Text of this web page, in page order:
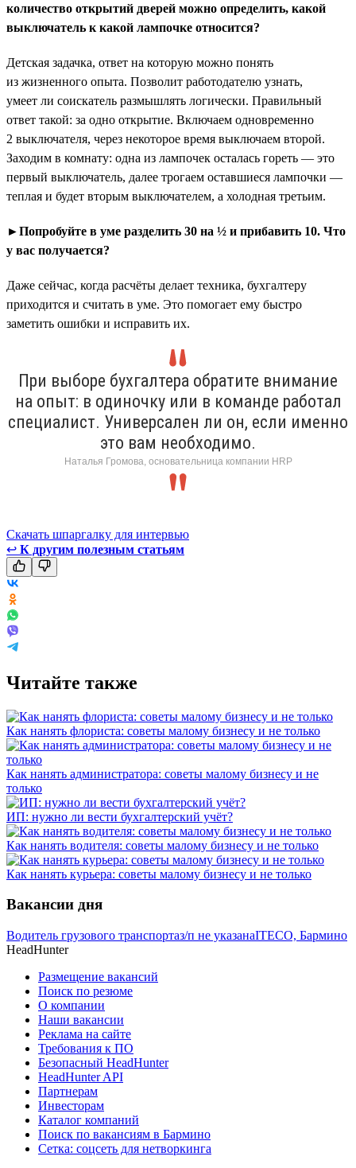
количество открытий дверей можно определить, какой
выключатель к какой лампочке относится?
Детская задачка, ответ на которую можно понять
из жизненного опыта. Позволит работодателю узнать,
умеет ли соискатель размышлять логически. Правильный
ответ такой: за одно открытие. Включаем одновременно
2 выключателя, через некоторое время выключаем второй.
Заходим в комнату: одна из лампочек осталась гореть — это
первый выключатель, далее трогаем оставшиеся лампочки —
теплая и будет вторым выключателем, а холодная третьим.
►Попробуйте в уме разделить 30 на ½ и прибавить 10. Что
у вас получается?
Даже сейчас, когда расчёты делает техника, бухгалтеру
приходится и считать в уме. Это помогает ему быстро
заметить ошибки и исправить их.
При выборе бухгалтера обратите внимание
на опыт: в одиночку или в команде работал
специалист. Универсален ли он, если именно
это вам необходимо.
Наталья Громова, основательница компании HRP
Скачать шпаргалку для интервью
↩ К другим полезным статьям
Читайте также
Как нанять флориста: советы малому бизнесу и не только
Как нанять администратора: советы малому бизнесу и не
только
ИП: нужно ли вести бухгалтерский учёт?
Как нанять водителя: советы малому бизнесу и не только
Как нанять курьера: советы малому бизнесу и не только
Вакансии дня
Водитель грузового транспортаз/п не указанаITECO, Бармино
HeadHunter
Размещение вакансий
Поиск по резюме
О компании
Наши вакансии
Реклама на сайте
Требования к ПО
Безопасный HeadHunter
HeadHunter API
Партнерам
Инвесторам
Каталог компаний
Поиск по вакансиям в Бармино
Сетка: соцсеть для нетворкинга